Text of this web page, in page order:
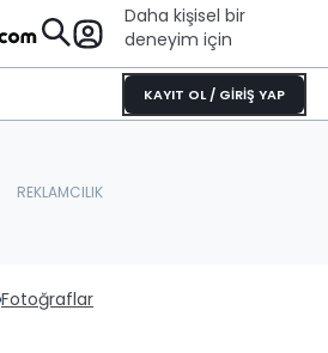
Daha kişisel bir
deneyim için
KAYIT OL / GİRİŞ YAP
Fotoğraflar